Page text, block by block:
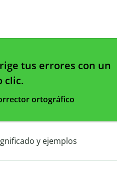
tus errores con un
clic.
ortográfico
y ejemplos